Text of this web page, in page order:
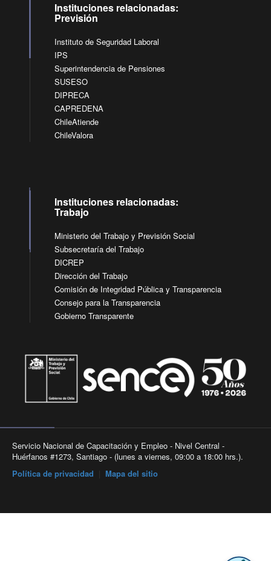
Instituciones relacionadas:
Previsión
Instituto de Seguridad Laboral
IPS
Superintendencia de Pensiones
SUSESO
DIPRECA
CAPREDENA
ChileAtiende
ChileValora
Instituciones relacionadas:
Trabajo
Ministerio del Trabajo y Previsión Social
Subsecretaría del Trabajo
DICREP
Dirección del Trabajo
Comisión de Integridad Pública y Transparencia
Consejo para la Transparencia
Gobierno Transparente
Servicio Nacional de Capacitación y Empleo - Nivel Central -
Huérfanos #1273, Santiago - (lunes a viernes, 09:00 a 18:00 hrs.).
Política de privacidad
Mapa del sitio